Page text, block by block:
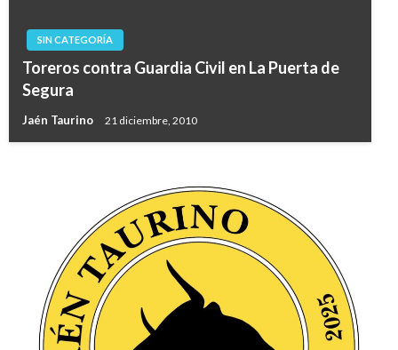
SIN CATEGORÍA
Toreros contra Guardia Civil en La Puerta de
Segura
Jaén Taurino 21 diciembre, 2010